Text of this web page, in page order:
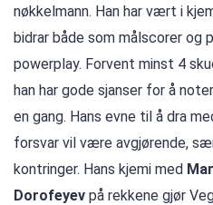
nøkkelmann. Han har vært i
bidrar både som målscorer og
powerplay. Forvent minst 4
han har gode sjanser for å
en gang. Hans evne til å dra
forsvar vil være avgjørende,
kontringer. Hans kjemi med
Dorofeyev på rekkene gjør